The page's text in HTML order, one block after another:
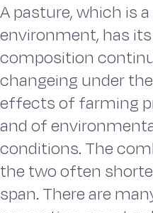
A pasture, which is
environment, has
composition
changeing under
effects of farming
and of
conditions. The
the two often
span. There are